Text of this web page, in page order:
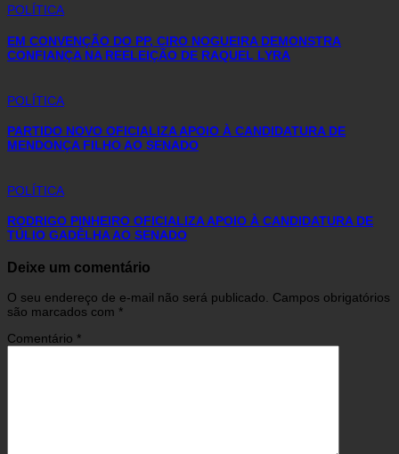
POLÍTICA
EM CONVENÇÃO DO PP, CIRO NOGUEIRA DEMONSTRA
CONFIANÇA NA REELEIÇÃO DE RAQUEL LYRA
POLÍTICA
PARTIDO NOVO OFICIALIZA APOIO À CANDIDATURA DE
MENDONÇA FILHO AO SENADO
POLÍTICA
RODRIGO PINHEIRO OFICIALIZA APOIO À CANDIDATURA DE
TÚLIO GADÊLHA AO SENADO
Deixe um comentário
O seu endereço de e-mail não será publicado. Campos obrigatórios
são marcados com *
Comentário *